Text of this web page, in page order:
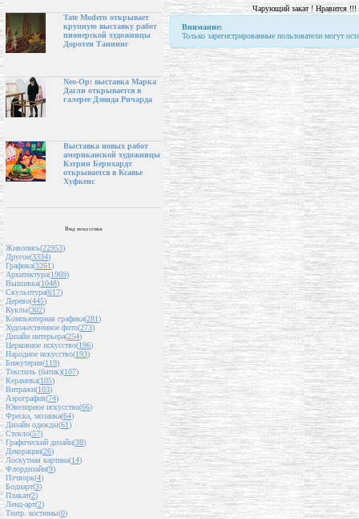
Tate Modern открывает
крупную выставку работ
пионерской художницы
Доротеи Таннинг
Neo-Op: выставка Марка
Дагли открывается в
галерее Дэвида Ричарда
Выставка новых работ
американской художницы
Кэтрин Бернхардт
открывается в Ксавье
Хуфкенс
Вид искусства
Живопись(22953)
Другое(3334)
Графика(3261)
Архитектура(1969)
Вышивка(1048)
Скульптура(617)
Дерево(445)
Куклы(302)
Компьютерная графика(281)
Художественное фото(273)
Дизайн интерьера(254)
Церковное искусство(196)
Народное искусство(193)
Бижутерия(119)
Текстиль (батик)(107)
Керамика(105)
Витражи(103)
Аэрография(74)
Ювелирное искусство(66)
Фреска, мозаика(64)
Дизайн одежды(61)
Стекло(57)
Графический дизайн(38)
Декорации(26)
Лоскутная картина(14)
Флордизайн(9)
Пэчворк(4)
Бодиарт(3)
Плакат(2)
Ленд-арт(2)
Театр. костюмы(0)
Чарующий закат ! Нравится !!!
Внимание:
Только зарегистрированные пользователи могут